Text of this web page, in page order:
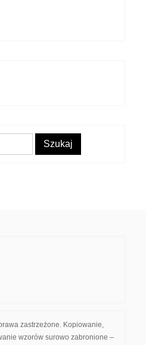
Szukaj
zastrzeżone. Kopiowanie,
wzorów surowo zabronione –